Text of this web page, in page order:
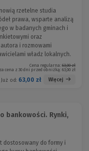
rzetelne studia
prawa, wsparte analizą
w badanych gminach i
oraz
i rozmowami
władz lokalnych.
Cena regularna: 63,00 zł
cena z 30 dni przed obniżką:63,00 zł
Już od: 63,00 zł Więcej
bankowości. Rynki,
dostosowany do formy i